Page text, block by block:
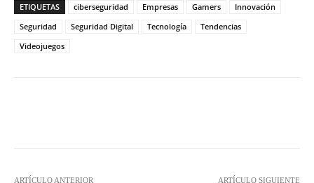
ETIQUETAS ciberseguridad Empresas Gamers
Innovación
Seguridad
Seguridad Digital Tecnología
Tendencias
Videojuegos
ARTÍCULO ANTERIOR ARTÍCULO SIGUIENTE